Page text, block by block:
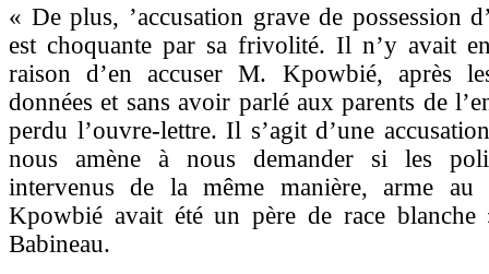
« De plus, ’accusation grave de possession
est choquante par sa frivolité. Il n’y avait
raison d’en accuser M. Kpowbié, après
données et sans avoir parlé aux parents de
perdu l’ouvre-lettre. Il s’agit d’une
nous amène à nous demander si les
intervenus de la même manière, arme
Kpowbié avait été un père de race blanche
Babineau.